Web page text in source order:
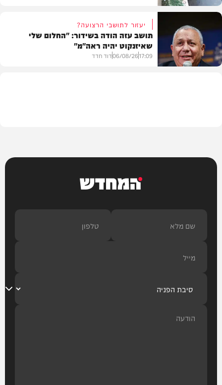
צבא וביטחון
יעזור לתושבי הרצועה?
תושב עזה הודה בשידור: "החלום שלי
שאיזנקוט יהיה ראה"מ"
17:09
06/08/26דוד חדד
המחדש